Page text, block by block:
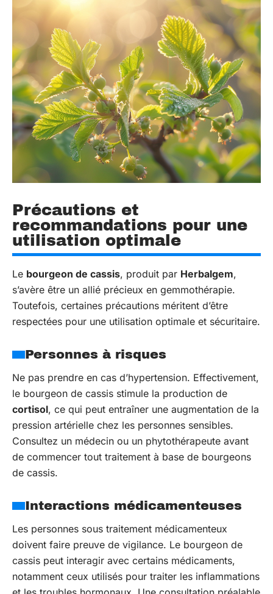
Précautions et
recommandations pour une
utilisation optimale
Le bourgeon de cassis, produit par Herbalgem,
s’avère être un allié précieux en gemmothérapie.
Toutefois, certaines précautions méritent d’être
respectées pour une utilisation optimale et sécuritaire.
Personnes à risques
Ne pas prendre en cas d’hypertension. Effectivement,
le bourgeon de cassis stimule la production de
cortisol, ce qui peut entraîner une augmentation de la
pression artérielle chez les personnes sensibles.
Consultez un médecin ou un phytothérapeute avant
de commencer tout traitement à base de bourgeons
de cassis.
Interactions médicamenteuses
Les personnes sous traitement médicamenteux
doivent faire preuve de vigilance. Le bourgeon de
cassis peut interagir avec certains médicaments,
notamment ceux utilisés pour traiter les inflammations